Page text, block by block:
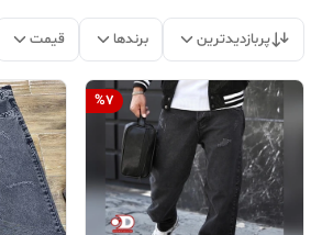
پربازدیدترین برندها قیمت
%7